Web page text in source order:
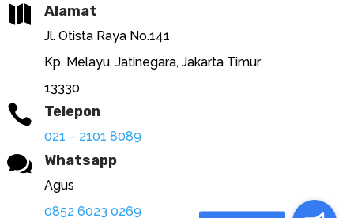
 Alamat
Jl. Otista Raya No.141
Kp. Melayu, Jatinegara, Jakarta Timur
13330
 Telepon
021 – 2101 8089
 Whatsapp
Agus
0852 6023 0269